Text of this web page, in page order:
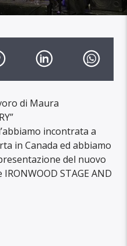
di Maura
incontrata a
in Canada ed abbiamo
del nuovo
STAGE AND